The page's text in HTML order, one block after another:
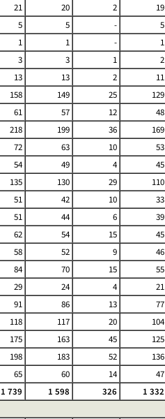
21 20 2 19
5 5 - 5
1 1 - 1
3 3 1 2
13 13 2 11
158 149 25 129
61 57 12 48
218 199 36 169
72 63 10 53
54 49 4 45
135 130 29 110
51 42 10 33
51 44 6 39
62 54 15 45
58 52 9 46
84 70 15 55
29 24 4 21
91 86 13 77
118 117 20 104
175 163 45 125
198 183 52 136
65 60 14 47
1 739 1 598 326 1 332